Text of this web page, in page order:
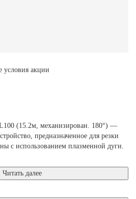
условия акции
(15.2м, механизирован. 180°) —
предназначенное для резки
с использованием плазменной дуги.
Читать далее